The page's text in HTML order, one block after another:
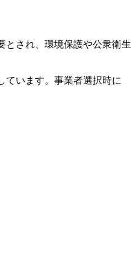
とされ、環境保護や公衆衛生
ています。事業者選択時に